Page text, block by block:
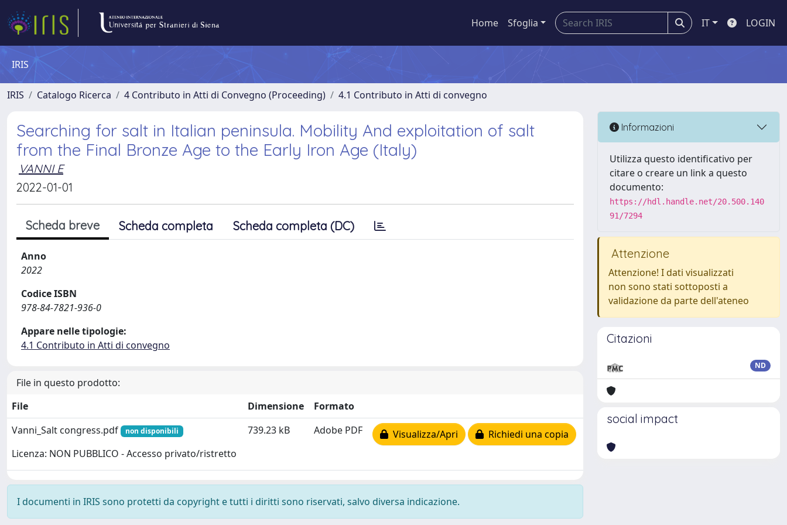
Home Sfoglia IT LOGIN
IRIS
IRIS Catalogo Ricerca 4 Contributo in Atti di Convegno (Proceeding) 4.1 Contributo in Atti di convegno
Searching for salt in Italian peninsula. Mobility And exploitation of salt
from the Final Bronze Age to the Early Iron Age (Italy)
VANNI E
2022-01-01
Scheda breve Scheda completa Scheda completa (DC)
Anno
2022
Codice ISBN
978-84-7821-936-0
Appare nelle tipologie:
4.1 Contributo in Atti di convegno
File in questo prodotto:
File
Dimensione
Formato
Vanni_Salt congress.pdf
non disponibili
Licenza: NON PUBBLICO - Accesso privato/ristretto
739.23 kB Adobe PDF Visualizza/Apri Richiedi una copia
I documenti in IRIS sono protetti da copyright e tutti i diritti sono riservati, salvo diversa indicazione.
Informazioni
Utilizza questo identificativo per
citare o creare un link a questo
documento:
https://hdl.handle.net/20.500.140
91/7294
Attenzione
Attenzione! I dati visualizzati
non sono stati sottoposti a
validazione da parte dell'ateneo
Citazioni
ND
social impact